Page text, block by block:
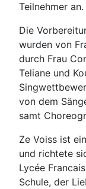
Teilnehmer an.
Die
wurden von
durch Frau
Teliane und
von dem
samt
Ze Voiss ist
und richtete
Lycée
Schule, der